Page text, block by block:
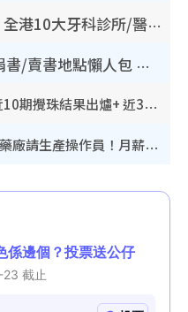
e 洗牙平靚正推介2026︱全港10大牙科診所/醫院懶人包 夜診至8點/鎮靜潔牙/醫療券適用
捐書2026︱全港13大捐書/賣書地點懶人包 二手課本最高$150＋舊書換免費咖啡/戲票
六合彩攪珠結果 | 六合彩近10期攪珠結果出爐+ 近30期最旺熱門中獎號碼
筍工招聘2026｜萊特維健藥廠請生產操作員！月薪高達$1.7萬 冷氣廠房/五天工作/保證雙糧